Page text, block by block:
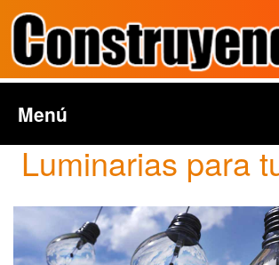
Menú
Luminarias para